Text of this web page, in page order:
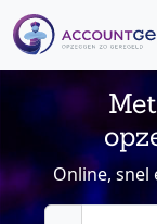
Online, snel